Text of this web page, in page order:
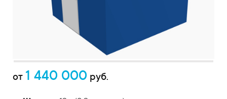
от 1 440 000 руб.